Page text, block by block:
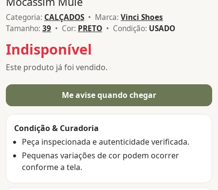
Categoria: CALÇADOS • Marca: Vinci Shoes
Tamanho: 39 • Cor: PRETO • Condição: USADO
Indisponível
Este produto já foi vendido.
Me avise quando chegar
Condição & Curadoria
Peça inspecionada e autenticidade verificada.
Pequenas variações de cor podem ocorrer
conforme a tela.